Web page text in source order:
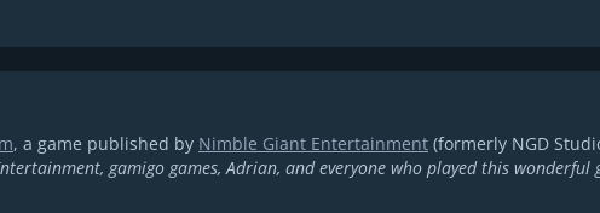
, a game published by Nimble Giant Entertainment (formerly NGD
gamigo games, Adrian, and everyone who played this wonderful